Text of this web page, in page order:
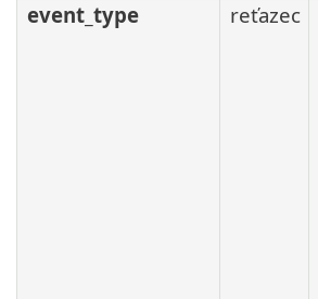
event_type
reťazec